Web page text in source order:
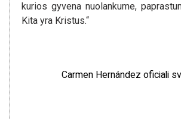
kurios gyvena nuolankume,
Kita yra Kristus.“
Carmen Hernández oficiali